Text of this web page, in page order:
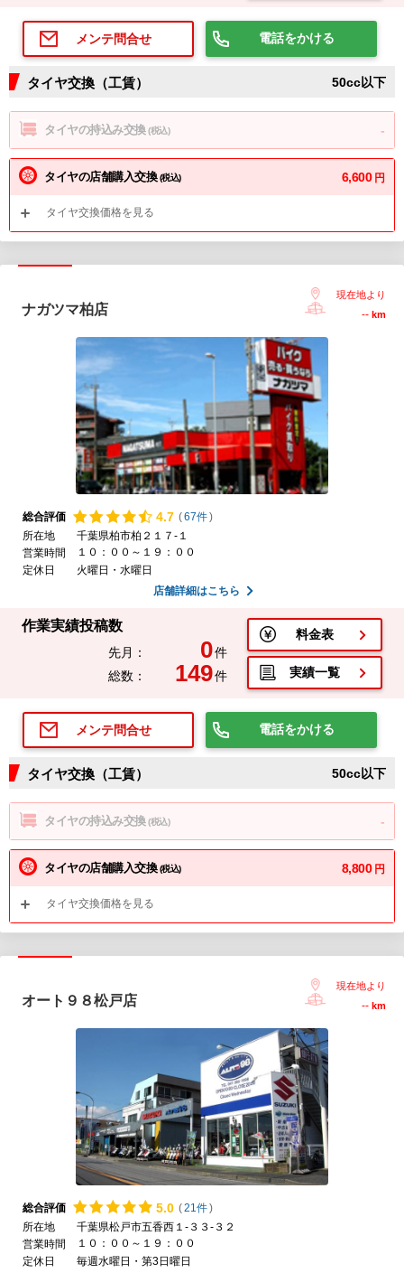
メンテ問合せ 電話をかける
タイヤ交換（工賃） 50cc以下
タイヤの持込み交換(税込) -
タイヤの店舗購入交換(税込) 6,600 円
タイヤ交換価格を見る
ナガツマ柏店
現在地より
-- km
総合評価 4.7 (67件)
所在地
千葉県柏市柏２１７-１
営業時間
１０：００～１９：００
定休日
火曜日・水曜日
店舗詳細はこちら
作業実績投稿数
先月： 0件
総数：
149件
料金表
実績一覧
メンテ問合せ 電話をかける
タイヤ交換（工賃） 50cc以下
タイヤの持込み交換(税込) -
タイヤの店舗購入交換(税込) 8,800 円
タイヤ交換価格を見る
オート９８松戸店
現在地より
-- km
総合評価 5.0 (21件)
所在地
千葉県松戸市五香西１-３３-３２
営業時間
１０：００～１９：００
定休日
毎週水曜日・第3日曜日